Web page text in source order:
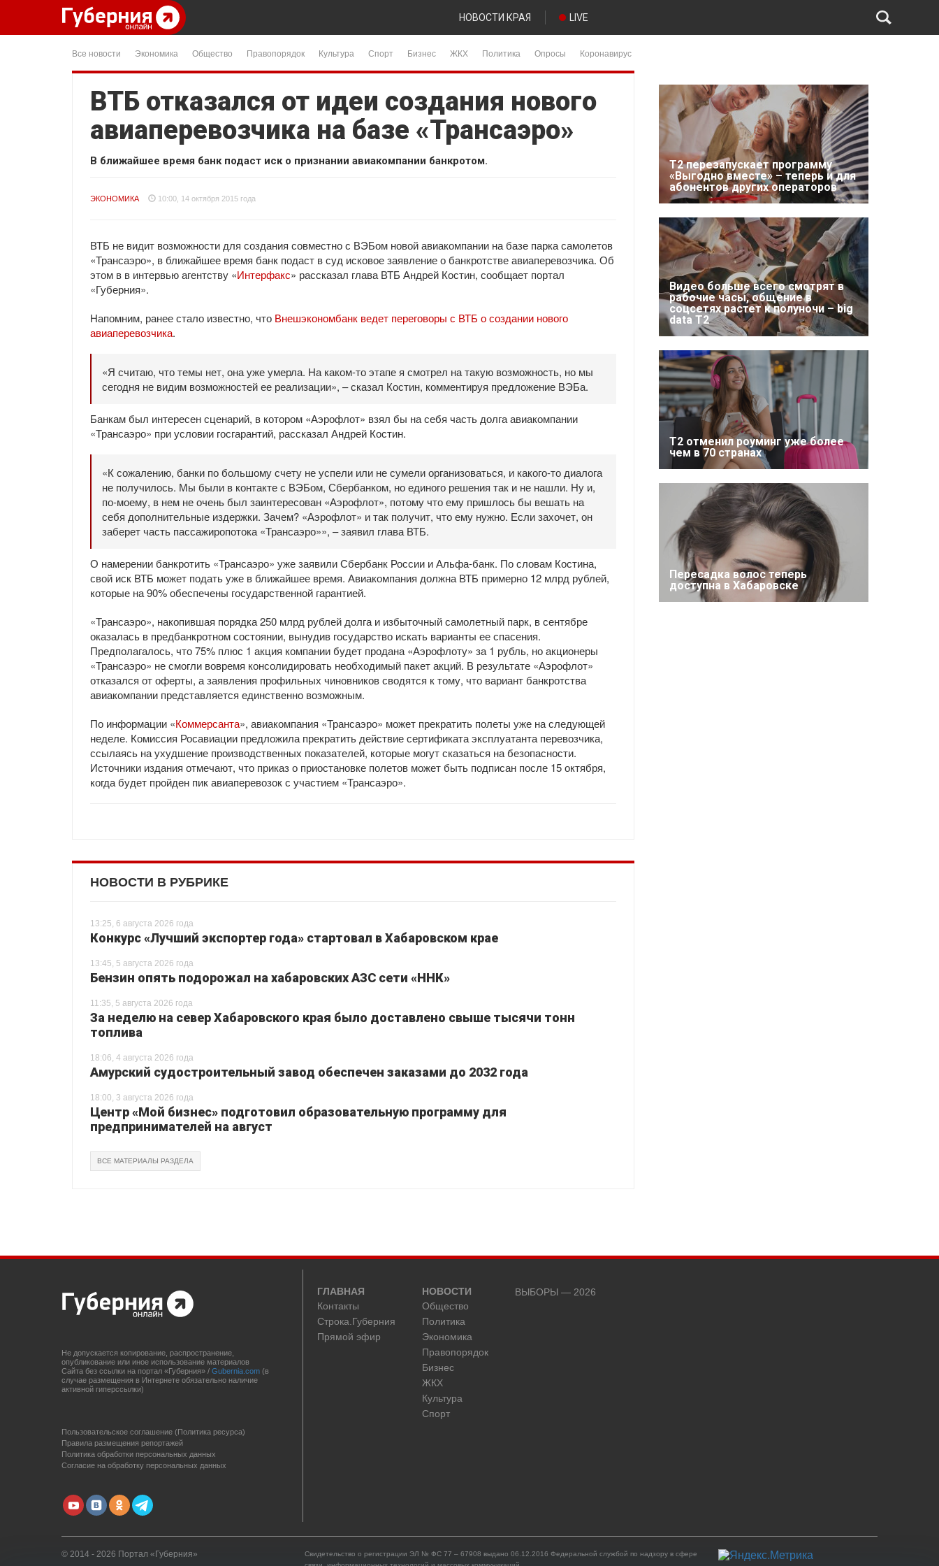
НОВОСТИ КРАЯ LIVE
Все новости Экономика Общество Правопорядок Культура Спорт Бизнес ЖКХ Политика Опросы Коронавирус
ВТБ отказался от идеи создания нового
авиаперевозчика на базе «Трансаэро»
В ближайшее время банк подаст иск о признании авиакомпании банкротом.
ЭКОНОМИКА 10:00, 14 октября 2015 года
ВТБ не видит возможности для создания совместно с ВЭБом новой авиакомпании на базе парка самолетов
«Трансаэро», в ближайшее время банк подаст в суд исковое заявление о банкротстве авиаперевозчика. Об
этом в в интервью агентству «Интерфакс» рассказал глава ВТБ Андрей Костин, сообщает портал
«Губерния».
Напомним, ранее стало известно, что Внешэкономбанк ведет переговоры с ВТБ о создании нового
авиаперевозчика.
«Я считаю, что темы нет, она уже умерла. На каком-то этапе я смотрел на такую возможность, но мы
сегодня не видим возможностей ее реализации», – сказал Костин, комментируя предложение ВЭБа.
Банкам был интересен сценарий, в котором «Аэрофлот» взял бы на себя часть долга авиакомпании
«Трансаэро» при условии госгарантий, рассказал Андрей Костин.
«К сожалению, банки по большому счету не успели или не сумели организоваться, и какого-то диалога
не получилось. Мы были в контакте с ВЭБом, Сбербанком, но единого решения так и не нашли. Ну и,
по-моему, в нем не очень был заинтересован «Аэрофлот», потому что ему пришлось бы вешать на
себя дополнительные издержки. Зачем? «Аэрофлот» и так получит, что ему нужно. Если захочет, он
заберет часть пассажиропотока «Трансаэро»», – заявил глава ВТБ.
О намерении банкротить «Трансаэро» уже заявили Сбербанк России и Альфа-банк. По словам Костина,
свой иск ВТБ может подать уже в ближайшее время. Авиакомпания должна ВТБ примерно 12 млрд рублей,
которые на 90% обеспечены государственной гарантией.
«Трансаэро», накопившая порядка 250 млрд рублей долга и избыточный самолетный парк, в сентябре
оказалась в предбанкротном состоянии, вынудив государство искать варианты ее спасения.
Предполагалось, что 75% плюс 1 акция компании будет продана «Аэрофлоту» за 1 рубль, но акционеры
«Трансаэро» не смогли вовремя консолидировать необходимый пакет акций. В результате «Аэрофлот»
отказался от оферты, а заявления профильных чиновников сводятся к тому, что вариант банкротства
авиакомпании представляется единственно возможным.
По информации «Коммерсанта», авиакомпания «Трансаэро» может прекратить полеты уже на следующей
неделе. Комиссия Росавиации предложила прекратить действие сертификата эксплуатанта перевозчика,
ссылаясь на ухудшение производственных показателей, которые могут сказаться на безопасности.
Источники издания отмечают, что приказ о приостановке полетов может быть подписан после 15 октября,
когда будет пройден пик авиаперевозок с участием «Трансаэро».
НОВОСТИ В РУБРИКЕ
13:25, 6 августа 2026 года
Конкурс «Лучший экспортер года» стартовал в Хабаровском крае
13:45, 5 августа 2026 года
Бензин опять подорожал на хабаровских АЗС сети «ННК»
11:35, 5 августа 2026 года
За неделю на север Хабаровского края было доставлено свыше тысячи тонн
топлива
18:06, 4 августа 2026 года
Амурский судостроительный завод обеспечен заказами до 2032 года
18:00, 3 августа 2026 года
Центр «Мой бизнес» подготовил образовательную программу для
предпринимателей на август
ВСЕ МАТЕРИАЛЫ РАЗДЕЛА
Т2 перезапускает программу
«Выгодно вместе» – теперь и для
абонентов других операторов
Видео больше всего смотрят в
рабочие часы, общение в
соцсетях растет к полуночи – big
data T2
Т2 отменил роуминг уже более
чем в 70 странах
Пересадка волос теперь
доступна в Хабаровске
Не допускается копирование, распространение,
опубликование или иное использование материалов
Сайта без ссылки на портал «Губерния» / Gubernia.com (в
случае размещения в Интернете обязательно наличие
активной гиперссылки)
Пользовательское соглашение (Политика ресурса)
Правила размещения репортажей
Политика обработки персональных данных
Согласие на обработку персональных данных
ГЛАВНАЯ
Контакты
Строка.Губерния
Прямой эфир
НОВОСТИ
Общество
Политика
Экономика
Правопорядок
Бизнес
ЖКХ
Культура
Спорт
ВЫБОРЫ — 2026
© 2014 - 2026 Портал «Губерния»
Свидетельство о регистрации ЭЛ № ФС 77 – 67908 выдано 06.12.2016 Федеральной службой по надзору в сфере